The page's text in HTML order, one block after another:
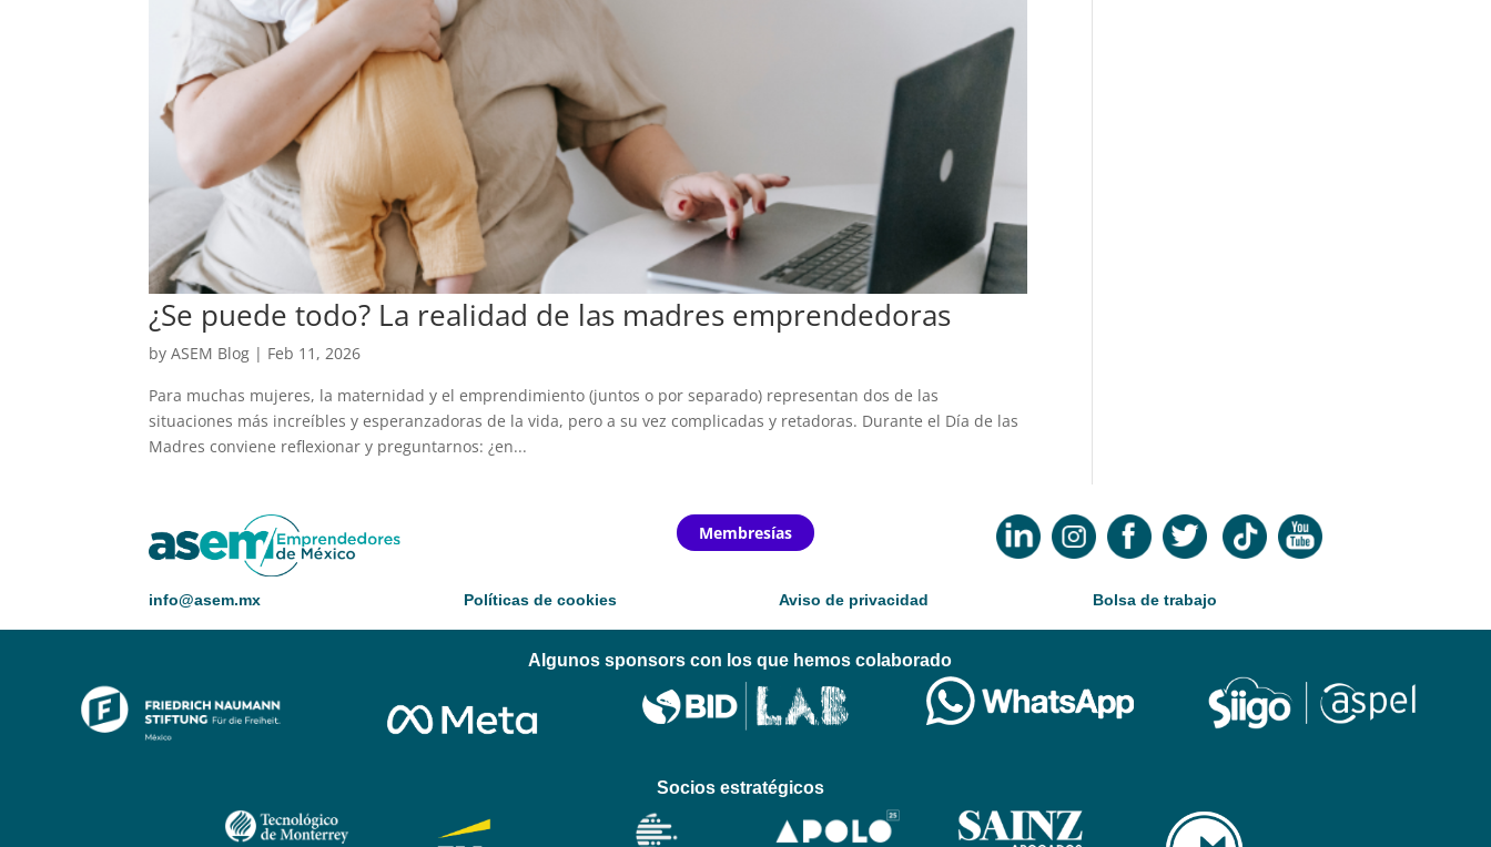
¿Se puede todo? La realidad de las madres emprendedoras
byASEM Blog | Feb 11, 2026
Para muchas mujeres, la maternidad y el emprendimiento (juntos o por separado) representan dos de las
situaciones más increíbles y esperanzadoras de la vida, pero a su vez complicadas y retadoras. Durante el Día de las
Madres conviene reflexionar y preguntarnos: ¿en...
Membresías
info@asem.mx Políticas de cookies Aviso de privacidad Bolsa de trabajo
Algunos sponsors con los que hemos colaborado
Socios estratégicos